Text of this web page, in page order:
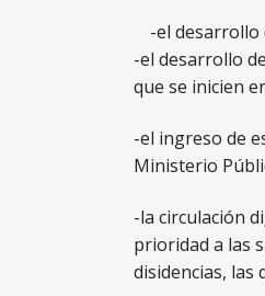
-el desarrollo
-el desarrollo
que se inicien
-el ingreso de
Ministerio
-la circulación
prioridad a las
disidencias, las